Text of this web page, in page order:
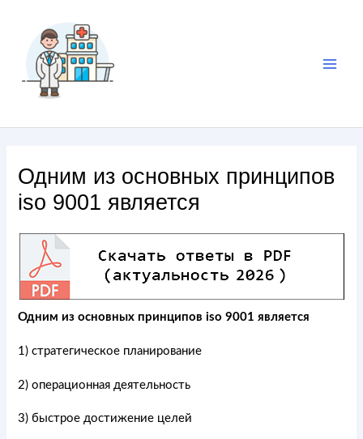
Одним из основных принципов
iso 9001 является
Одним из основных принципов iso 9001 является
1) стратегическое планирование
2) операционная деятельность
3) быстрое достижение целей